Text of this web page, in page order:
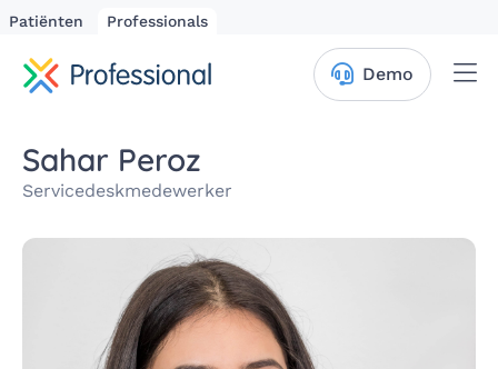
Patiënten Professionals
Demo
Sahar Peroz
Service­desk­mede­werker